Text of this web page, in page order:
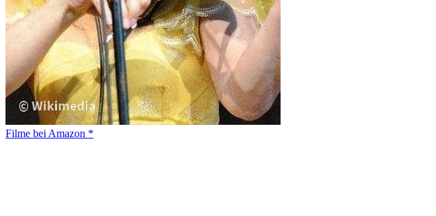
Filme bei Amazon *